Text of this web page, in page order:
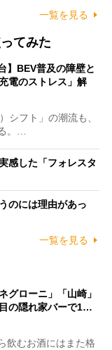
一覧を見る
てみた
】BEV普及の障壁と
電のストレス」解
シフト」の潮流も、
。…
感した「フォレスタ
のには理由があっ
一覧を見る
グローニ」「山崎」
の隠れ家バーで1…
飲むお酒にはまた格